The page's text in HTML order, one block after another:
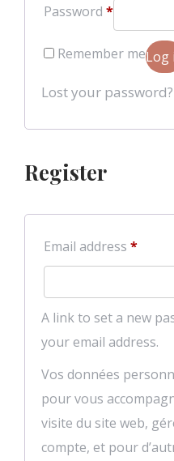
Password *Required
Remember meLog
Lost your password?
Register
Email address *
A link to set a new
your email address.
Vos données
pour vous
visite du site web,
compte, et pour